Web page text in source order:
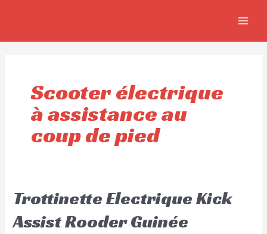
Scooter électrique
à assistance au
coup de pied
Trottinette Electrique Kick
Assist Rooder Guinée